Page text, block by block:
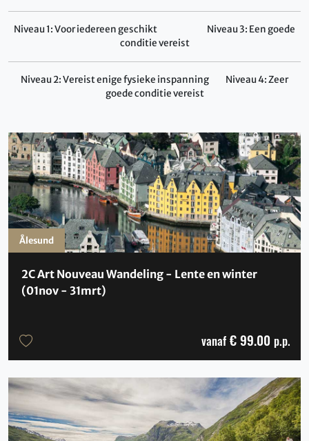
Niveau 1: Voor iedereen geschikt Niveau 3: Een goede
conditie vereist
Niveau 2: Vereist enige fysieke inspanning Niveau 4: Zeer
goede conditie vereist
2C Art Nouveau Wandeling - Lente en winter
(01nov - 31mrt)
vanaf € 99.00 p.p.
Ålesund